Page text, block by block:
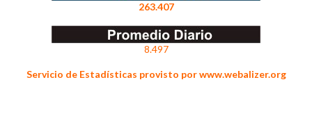
263.407
8.497
Servicio de Estadísticas provisto por www.webalizer.org